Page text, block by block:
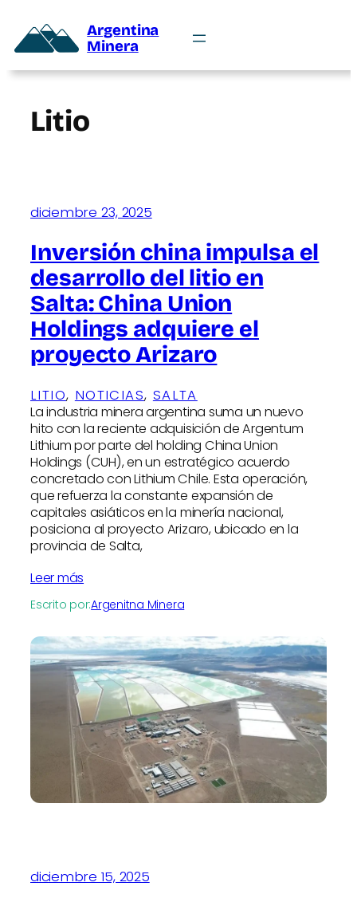
Argentina
Minera
Litio
diciembre 23, 2025
Inversión china impulsa el
desarrollo del litio en
Salta: China Union
Holdings adquiere el
proyecto Arizaro
LITIO, NOTICIAS, SALTA
La industria minera argentina suma un nuevo
hito con la reciente adquisición de Argentum
Lithium por parte del holding China Union
Holdings (CUH), en un estratégico acuerdo
concretado con Lithium Chile. Esta operación,
que refuerza la constante expansión de
capitales asiáticos en la minería nacional,
posiciona al proyecto Arizaro, ubicado en la
provincia de Salta,
Leer más
Escrito por:Argenitna Minera
diciembre 15, 2025